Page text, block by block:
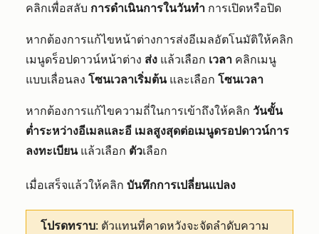
คลิกเพื่อสลับ การดำเนินการในวันทำ การเปิดหรือปิด
หากต้องการแก้ไขหน้าต่างการส่งอีเมลอัตโนมัติให้คลิก
เมนูดร็อปดาวน์หน้าต่าง ส่ง แล้วเลือก เวลา คลิกเมนู
แบบเลื่อนลง โซนเวลาเริ่มต้นและเลือก โซนเวลา
หากต้องการแก้ไขความถี่ในการเข้าถึงให้คลิก วันขั้น
ต่ำระหว่างอีเมลและอี เมลสูงสุดต่อเมนูดรอปดาวน์การ
ลงทะเบียนแล้วเลือก ตัวเลือก
เมื่อเสร็จแล้วให้คลิก บันทึกการเปลี่ยนแปลง
โปรดทราบ: ตัวแทนที่คาดหวังจะจัดลำดับความ